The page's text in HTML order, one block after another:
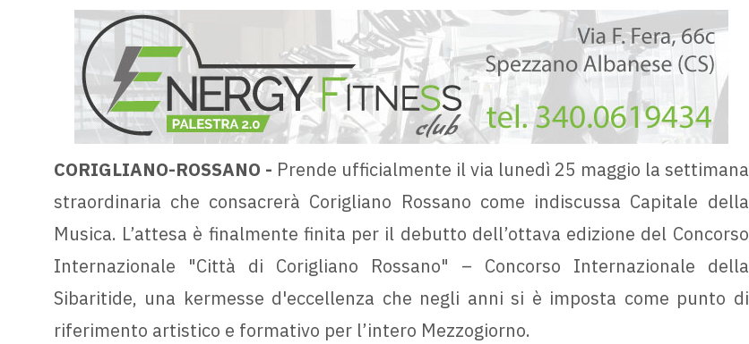
CORIGLIANO-ROSSANO - Prende ufficialmente il via lunedì 25 maggio la settimana
straordinaria che consacrerà Corigliano Rossano come indiscussa Capitale della
Musica. L’attesa è finalmente finita per il debutto dell’ottava edizione del Concorso
Internazionale "Città di Corigliano Rossano" – Concorso Internazionale della
Sibaritide, una kermesse d'eccellenza che negli anni si è imposta come punto di
riferimento artistico e formativo per l’intero Mezzogiorno.